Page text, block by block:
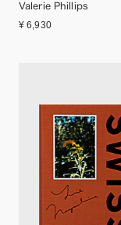
Valerie Phillips
¥ 6,930